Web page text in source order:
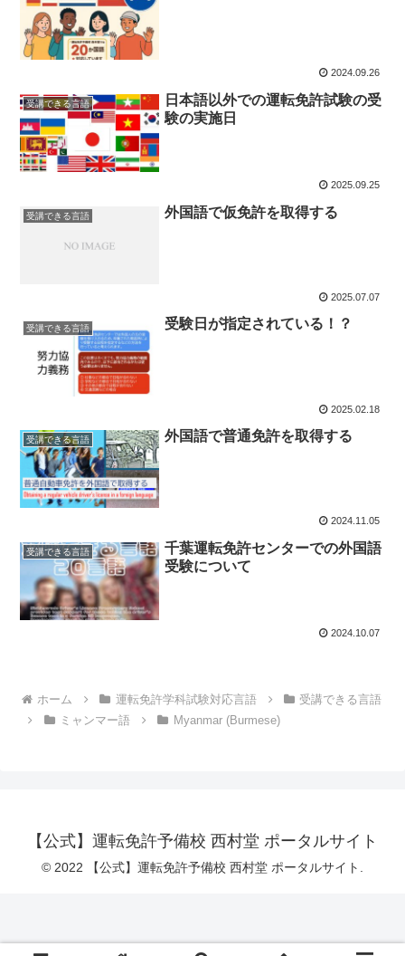
2024.09.26
受講できる言語
日本語以外での運転免許試験の受
験の実施日
2025.09.25
受講できる言語 外国語で仮免許を取得する
2025.07.07
受講できる言語 受験日が指定されている！？
2025.02.18
受講できる言語 外国語で普通免許を取得する
2024.11.05
受講できる言語
千葉運転免許センターでの外国語
受験について
2024.10.07
ホーム 運転免許学科試験対応言語
受講できる言語
ミャンマー語
Myanmar (Burmese)
【公式】運転免許予備校 西村堂 ポータルサイト
© 2022 【公式】運転免許予備校 西村堂 ポータルサイト.